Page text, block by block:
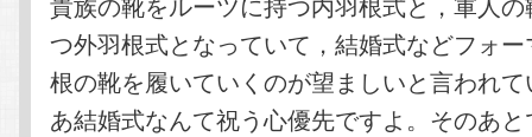
つ外羽根式となっていて，結婚式などフォ
根の靴を履いていくのが望ましいと言われ
あ結婚式なんて祝う心優先ですよ。そのあ